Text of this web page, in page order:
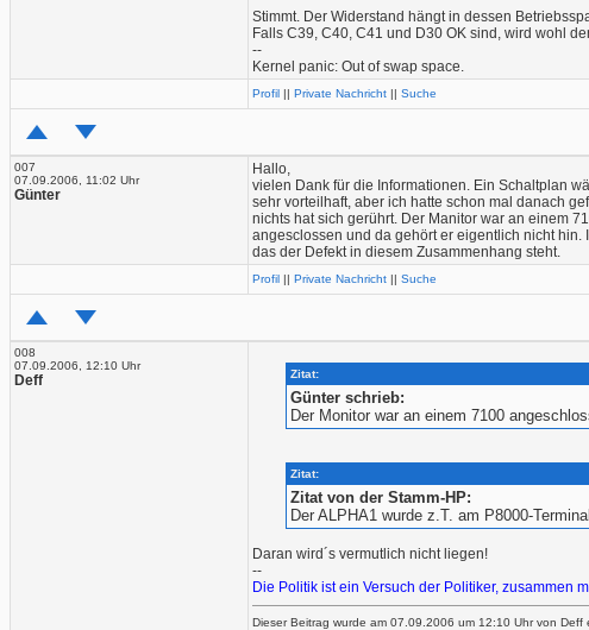
Stimmt. Der Widerstand hängt in dessen
Falls C39, C40, C41 und D30 OK sind, wird wohl
--
Kernel panic: Out of swap space.
Profil || Private Nachricht || Suche
007
07.09.2006, 11:02 Uhr
Günter
Hallo,
vielen Dank für die Informationen. Ein Schaltplan
sehr vorteilhaft, aber ich hatte schon mal danach
nichts hat sich gerührt. Der Manitor war an einem
angesclossen und da gehört er eigentlich nicht hin.
das der Defekt in diesem Zusammenhang steht.
Profil || Private Nachricht || Suche
008
07.09.2006, 12:10 Uhr
Deff Zitat:
Günter schrieb:
Der Monitor war an einem 7100
Zitat:
Zitat von der Stamm-HP:
Der ALPHA1 wurde z.T. am P8000-
Daran wird´s vermutlich nicht liegen!
--
Die Politik ist ein Versuch der Politiker, zusammen
Dieser Beitrag wurde am 07.09.2006 um 12:10 Uhr von Deff